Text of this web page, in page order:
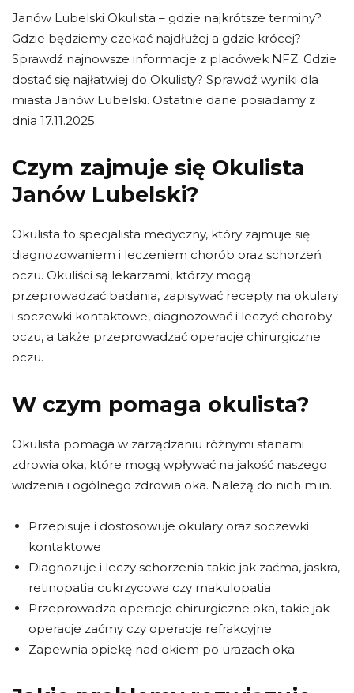
Janów Lubelski Okulista – gdzie najkrótsze terminy?
Gdzie będziemy czekać najdłużej a gdzie krócej?
Sprawdź najnowsze informacje z placówek NFZ. Gdzie
dostać się najłatwiej do Okulisty? Sprawdź wyniki dla
miasta Janów Lubelski. Ostatnie dane posiadamy z
dnia 17.11.2025.
Czym zajmuje się Okulista
Janów Lubelski?
Okulista to specjalista medyczny, który zajmuje się
diagnozowaniem i leczeniem chorób oraz schorzeń
oczu. Okuliści są lekarzami, którzy mogą
przeprowadzać badania, zapisywać recepty na okulary
i soczewki kontaktowe, diagnozować i leczyć choroby
oczu, a także przeprowadzać operacje chirurgiczne
oczu.
W czym pomaga okulista?
Okulista pomaga w zarządzaniu różnymi stanami
zdrowia oka, które mogą wpływać na jakość naszego
widzenia i ogólnego zdrowia oka. Należą do nich m.in.:
Przepisuje i dostosowuje okulary oraz soczewki
kontaktowe
Diagnozuje i leczy schorzenia takie jak zaćma, jaskra,
retinopatia cukrzycowa czy makulopatia
Przeprowadza operacje chirurgiczne oka, takie jak
operacje zaćmy czy operacje refrakcyjne
Zapewnia opiekę nad okiem po urazach oka